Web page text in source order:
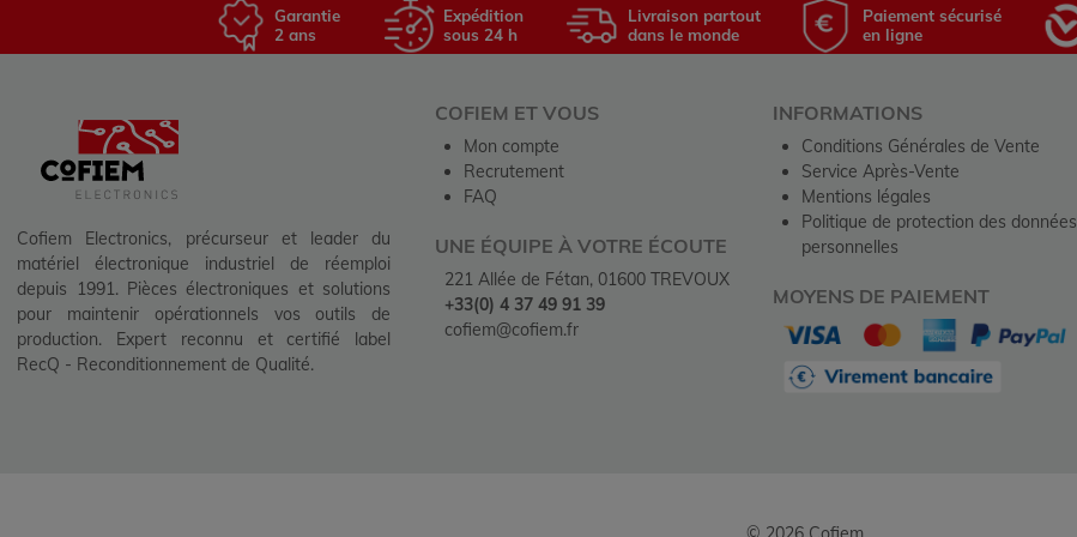
Garantie
2 ans
Expédition
sous 24 h
Livraison partout
dans le monde
Paiement sécurisé
en ligne
Cofiem Electronics, précurseur et leader du
matériel électronique industriel de réemploi
depuis 1991. Pièces électroniques et solutions
pour maintenir opérationnels vos outils de
production. Expert reconnu et certifié label
RecQ - Reconditionnement de Qualité.
COFIEM ET VOUS
Mon compte
Recrutement
FAQ
UNE ÉQUIPE À VOTRE ÉCOUTE
221 Allée de Fétan, 01600 TREVOUX
+33(0) 4 37 49 91 39
cofiem@cofiem.fr
INFORMATIONS
Conditions Générales de Vente
Service Après-Vente
Mentions légales
Politique de protection des données
personnelles
MOYENS DE PAIEMENT